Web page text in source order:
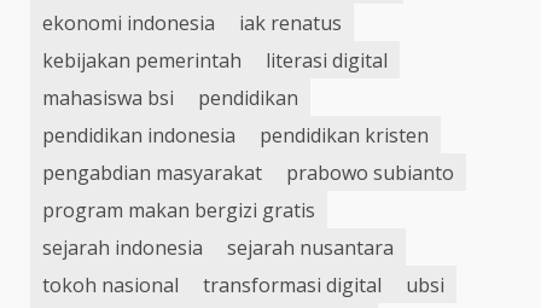
ekonomi indonesia
iak renatus
kebijakan pemerintah
literasi digital
mahasiswa bsi
pendidikan
pendidikan indonesia
pendidikan kristen
pengabdian masyarakat
prabowo subianto
program makan bergizi gratis
sejarah indonesia
sejarah nusantara
tokoh nasional
transformasi digital
ubsi